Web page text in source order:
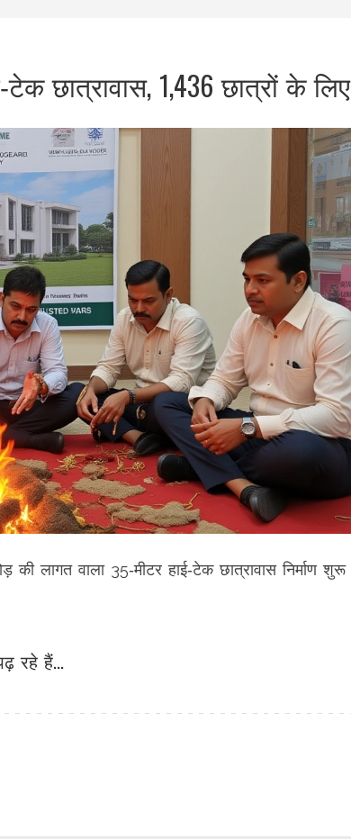
छात्रावास, 1,436 छात्रों के लिए
लागत वाला 35‑मीटर हाई‑टेक छात्रावास निर्माण शुरू
रहे हैं...